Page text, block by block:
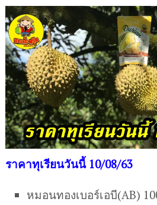
ราคาทุเรียนวันนี้ 10/08/63
หมอนทองเบอร์เอบี(AB)